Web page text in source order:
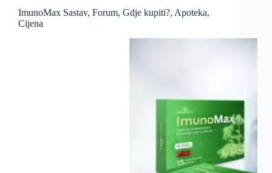
ImunoMax Sastav, Forum, Gdje kupiti?, Apoteka,
Cijena